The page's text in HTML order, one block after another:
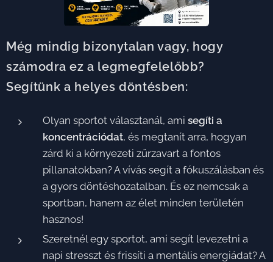
Még mindig bizonytalan vagy, hogy
számodra ez a legmegfelelőbb?
Segítünk a helyes döntésben:
Olyan sportot választanál, ami segíti a
koncentrációdat, és megtanít arra, hogyan
zárd ki a környezeti zűrzavart a fontos
pillanatokban? A vívás segít a fókuszálásban és
a gyors döntéshozatalban. És ez nemcsak a
sportban, hanem az élet minden területén
hasznos!
Szeretnél egy sportot, ami segít levezetni a
napi stresszt és frissíti a mentális energiádat? A